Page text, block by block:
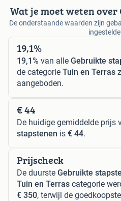
Wat je moet weten
De onderstaande waarden zijn
19,1%
19,1% van alle Gebruikte
de categorie Tuin en Terras
aangeboden.
€ 44
De huidige gemiddelde prijs
stapstenen is € 44.
Prijscheck
De duurste Gebruikte
Tuin en Terras categorie
€ 350, terwijl de